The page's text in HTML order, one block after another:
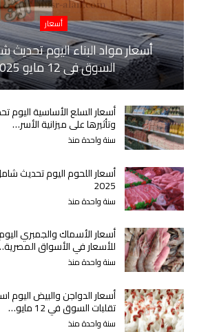
أسعار
أسعار مواد البناء اليوم تحديث
السوق في 12 مايو 2025
أسعار السلع الأساسية اليوم
وتأثيرها على ميزانية الأسر…
سنة واحدة منذ
أسعار اللحوم اليوم تحديث
2025
سنة واحدة منذ
أسعار الأسماك والجمبري
للأسعار في الأسواق
سنة واحدة منذ
أسعار الدواجن والبيض اليوم
تقلبات السوق في 12 مايو…
سنة واحدة منذ